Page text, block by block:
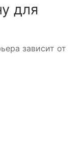
для
зависит от